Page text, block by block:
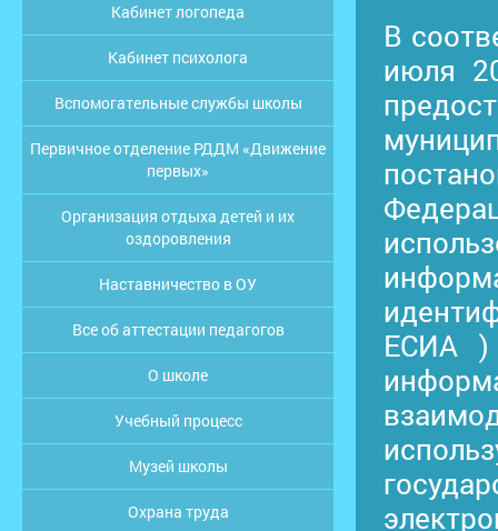
Кабинет логопеда
Кабинет психолога
Вспомогательные службы школы
Первичное отделение РДДМ «Движение
первых»
Организация отдыха детей и их
оздоровления
Наставничество в ОУ
Все об аттестации педагогов
О школе
Учебный процесс
Музей школы
Охрана труда
В
июля
ЕСИА )